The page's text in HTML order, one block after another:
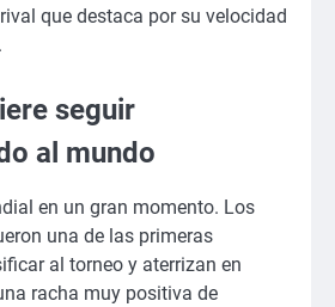
que destaca por su velocidad
seguir
al mundo
en un gran momento. Los
una de las primeras
al torneo y aterrizan en
racha muy positiva de